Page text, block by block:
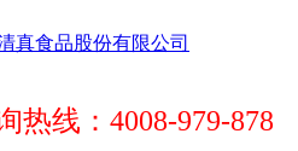
热线：4008-979-878